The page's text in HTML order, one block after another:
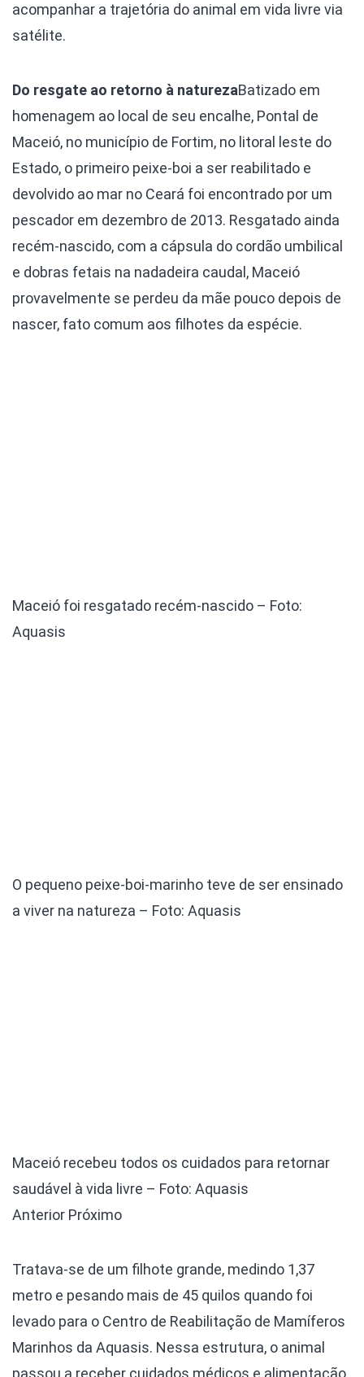
acompanhar a trajetória do animal em vida livre via
satélite.
Do resgate ao retorno à naturezaBatizado em
homenagem ao local de seu encalhe, Pontal de
Maceió, no município de Fortim, no litoral leste do
Estado, o primeiro peixe-boi a ser reabilitado e
devolvido ao mar no Ceará foi encontrado por um
pescador em dezembro de 2013. Resgatado ainda
recém-nascido, com a cápsula do cordão umbilical
e dobras fetais na nadadeira caudal, Maceió
provavelmente se perdeu da mãe pouco depois de
nascer, fato comum aos filhotes da espécie.
Maceió foi resgatado recém-nascido – Foto:
Aquasis
O pequeno peixe-boi-marinho teve de ser ensinado
a viver na natureza – Foto: Aquasis
Maceió recebeu todos os cuidados para retornar
saudável à vida livre – Foto: Aquasis
Anterior Próximo
Tratava-se de um filhote grande, medindo 1,37
metro e pesando mais de 45 quilos quando foi
levado para o Centro de Reabilitação de Mamíferos
Marinhos da Aquasis. Nessa estrutura, o animal
passou a receber cuidados médicos e alimentação